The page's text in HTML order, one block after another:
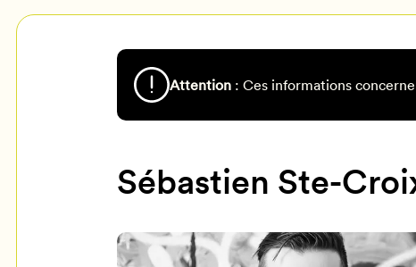
Attention : Ces informations
Sébastien Ste-